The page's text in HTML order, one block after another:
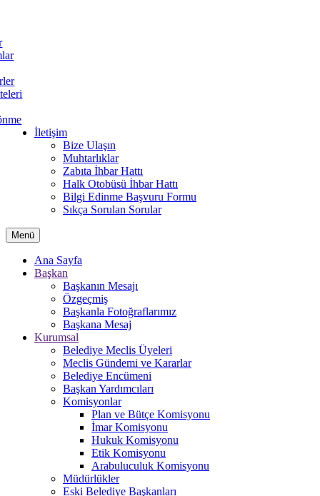
İletişim
Bize Ulaşın
Muhtarlıklar
Zabıta İhbar Hattı
Halk Otobüsü İhbar Hattı
Bilgi Edinme Başvuru Formu
Sıkça Sorulan Sorular
Menü
Ana Sayfa
Başkan
Başkanın Mesajı
Özgeçmiş
Başkanla Fotoğraflarımız
Başkana Mesaj
Kurumsal
Belediye Meclis Üyeleri
Meclis Gündemi ve Kararlar
Belediye Encümeni
Başkan Yardımcıları
Komisyonlar
Plan ve Bütçe Komisyonu
İmar Komisyonu
Hukuk Komisyonu
Etik Komisyonu
Arabuluculuk Komisyonu
Müdürlükler
Eski Belediye Başkanları